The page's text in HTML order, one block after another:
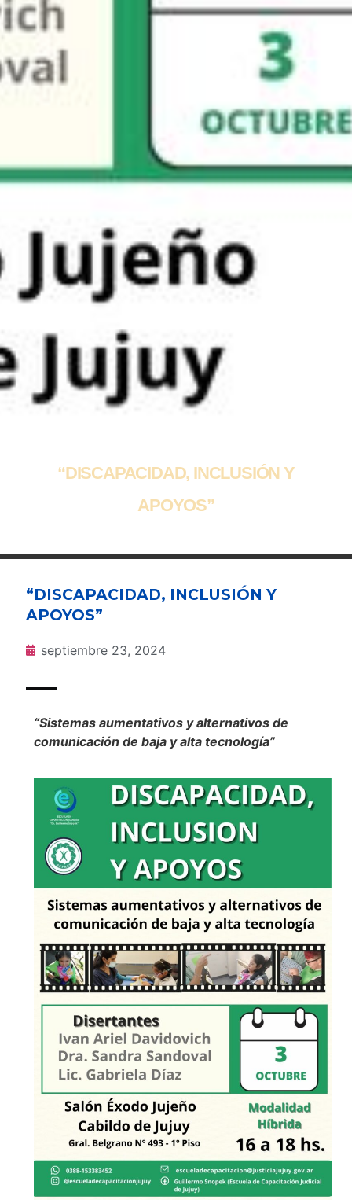
“DISCAPACIDAD, INCLUSIÓN Y
APOYOS”
“DISCAPACIDAD, INCLUSIÓN Y
APOYOS”
septiembre 23, 2024
“Sistemas aumentativos y alternativos de
comunicación de baja y alta tecnología”